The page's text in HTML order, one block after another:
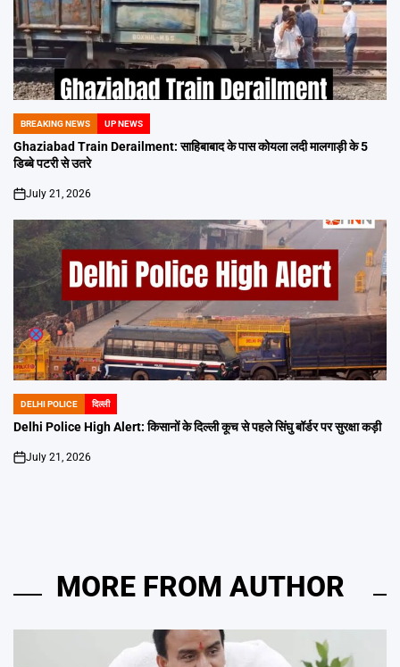
POSTED
IN
BREAKING NEWS UP NEWS
Ghaziabad Train Derailment: साहिबाबाद के पास कोयला लदी मालगाड़ी के 5
डिब्बे पटरी से उतरे
on
July 21, 2026
POSTED
IN
DELHI POLICE दिल्ली
Delhi Police High Alert: किसानों के दिल्ली कूच से पहले सिंघु बॉर्डर पर सुरक्षा कड़ी
on
July 21, 2026
MORE FROM AUTHOR